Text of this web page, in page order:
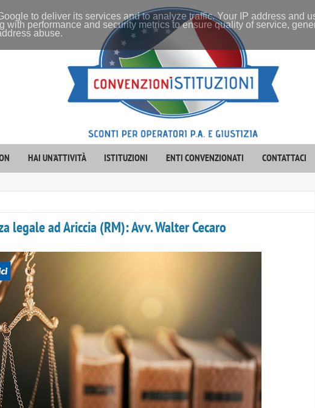
HAI UN'ATTIVITÀ ISTITUZIONI ENTI CONVENZIONATI CONTATTACI
legale ad Ariccia (RM): Avv. Walter Cecaro
to deliver its services and to analyze traffic. Your IP address and
with performance and security metrics to ensure quality of service,
abuse.